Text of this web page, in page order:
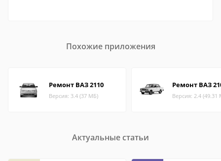
Похожие приложения
Ремонт ВАЗ 2110
Версия: 3.4 (37 МБ)
Ремонт ВАЗ
Версия: 2.4 (49.31
Актуальные статьи